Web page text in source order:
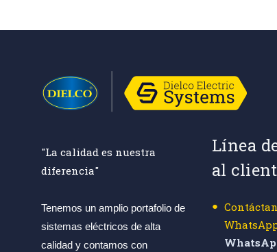
"La calidad es nuestra
diferencia"
Tenemos un amplio portafolio de
sistemas eléctricos de alta
calidad y contamos con
Línea
al